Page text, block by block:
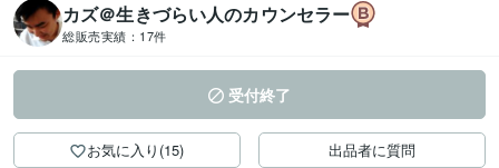
カズ＠生きづらい人のカウンセラー
総販売実績： 17件
受付終了
お気に入り(15) 出品者に質問